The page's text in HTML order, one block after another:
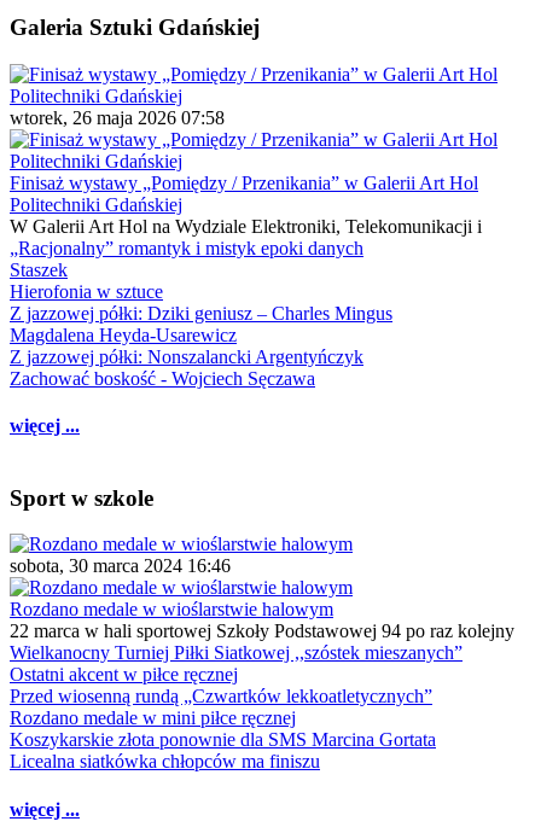
Galeria Sztuki Gdańskiej
wtorek, 26 maja 2026 07:58
Finisaż wystawy „Pomiędzy / Przenikania” w Galerii Art Hol
Politechniki Gdańskiej
W Galerii Art Hol na Wydziale Elektroniki, Telekomunikacji i
„Racjonalny” romantyk i mistyk epoki danych
Staszek
Hierofonia w sztuce
Z jazzowej półki: Dziki geniusz – Charles Mingus
Magdalena Heyda-Usarewicz
Z jazzowej półki: Nonszalancki Argentyńczyk
Zachować boskość - Wojciech Sęczawa
więcej ...
Sport w szkole
sobota, 30 marca 2024 16:46
Rozdano medale w wioślarstwie halowym
22 marca w hali sportowej Szkoły Podstawowej 94 po raz kolejny
Wielkanocny Turniej Piłki Siatkowej ,,szóstek mieszanych”
Ostatni akcent w piłce ręcznej
Przed wiosenną rundą „Czwartków lekkoatletycznych”
Rozdano medale w mini piłce ręcznej
Koszykarskie złota ponownie dla SMS Marcina Gortata
Licealna siatkówka chłopców ma finiszu
więcej ...